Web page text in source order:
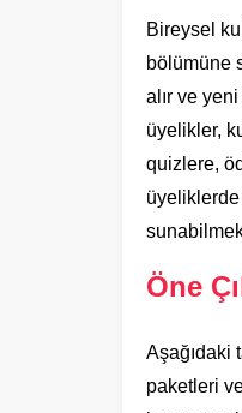
Bireysel
bölümüne
alır ve
üyelikler,
quizlere,
Öne
Aşağıdaki
paketleri